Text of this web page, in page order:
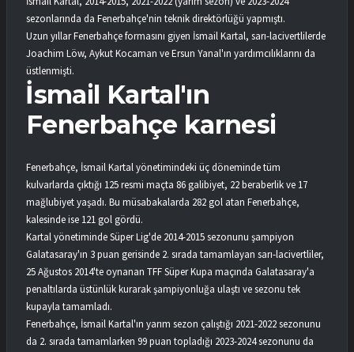
sezonlarında da Fenerbahçe'nin teknik direktörlüğü yapmıştı.
Uzun yıllar Fenerbahçe formasını giyen İsmail Kartal, sarı-lacivertlilerde
Joachim Löw, Aykut Kocaman ve Ersun Yanal'ın yardımcılıklarını da
üstlenmişti.
⁠İsmail Kartal'ın
Fenerbahçe karnesi
Fenerbahçe, İsmail Kartal yönetimindeki üç döneminde tüm
kulvarlarda çıktığı 125 resmi maçta 86 galibiyet, 22 beraberlik ve 17
mağlubiyet yaşadı. Bu müsabakalarda 282 gol atan Fenerbahçe,
kalesinde ise 121 gol gördü.
Kartal yönetiminde Süper Lig'de 2014-2015 sezonunu şampiyon
Galatasaray'ın 3 puan gerisinde 2. sırada tamamlayan sarı-lacivertliler,
25 Ağustos 2014'te oynanan TFF Süper Kupa maçında Galatasaray'a
penaltılarda üstünlük kurarak şampiyonluğa ulaştı ve sezonu tek
kupayla tamamladı.
Fenerbahçe, İsmail Kartal'ın yarım sezon çalıştığı 2021-2022 sezonunu
da 2. sırada tamamlarken 99 puan topladığı 2023-2024 sezonunu da